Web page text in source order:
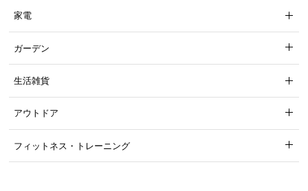
家電
ガーデン
生活雑貨
アウトドア
フィットネス・トレーニング